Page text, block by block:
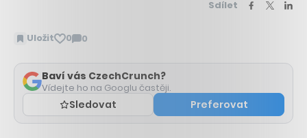
Sdílet
Uložit 0 0
Zobrazit
Baví vás CzechCrunch?
Vídejte ho na Googlu častěji.
Sledovat Preferovat